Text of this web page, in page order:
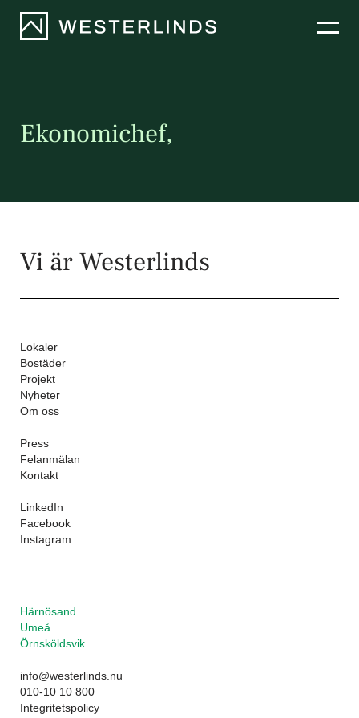
Bostäder
Om oss
Ekonomichef,
Vi är Westerlinds
Lokaler
Bostäder
Projekt
Nyheter
Om oss
Press
Felanmälan
Kontakt
LinkedIn
Facebook
Instagram
Härnösand
Umeå
Örnsköldsvik
info@westerlinds.nu
010-10 10 800
Integritetspolicy